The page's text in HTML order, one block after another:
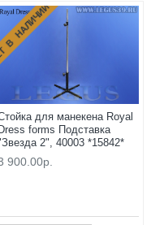
НАЛИЧИИ
для манекена Royal
Dress forms Подставка
2", 40003 *15842*
900.00р.